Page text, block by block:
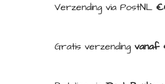
Verzending via PostNL
Gratis verzending vanaf